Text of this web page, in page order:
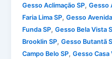
Gesso Aclimação SP,Gesso
Faria Lima SP,Gesso
Funda SP,Gesso Bela Vista
Brooklin SP,Gesso Butantã
Campo Belo SP,Gesso Casa